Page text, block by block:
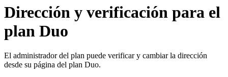
Dirección y verificación para el
plan Duo
El administrador del plan puede verificar y cambiar la dirección
desde su página del plan Duo.